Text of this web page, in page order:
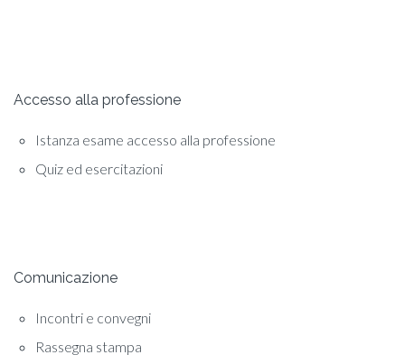
Accesso alla professione
Istanza esame accesso alla professione
Quiz ed esercitazioni
Comunicazione
Incontri e convegni
Rassegna stampa